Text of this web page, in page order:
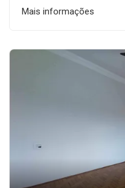
Mais informações